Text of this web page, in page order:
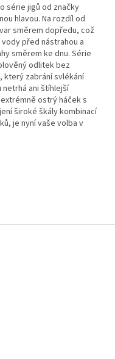
série jigů od značky
hlavou. Na rozdíl od
směrem dopředu, což
před nástrahou a
směrem ke dnu. Série
odlitek bez
který zabrání svlékání
netrhá ani štíhlejší
ostrý háček s
široké škály kombinací
je nyní vaše volba v